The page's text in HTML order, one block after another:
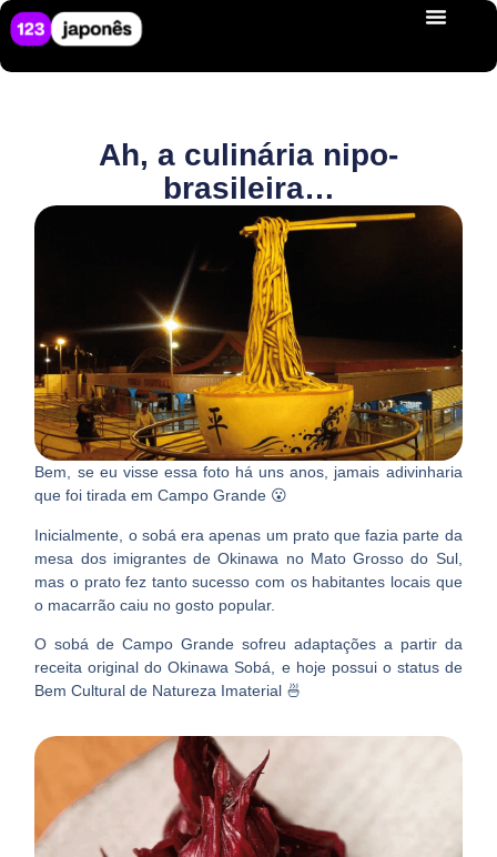
Ah, a culinária nipo-
brasileira…
Bem, se eu visse essa foto há uns anos, jamais adivinharia
que foi tirada em Campo Grande 😮
Inicialmente, o sobá era apenas um prato que fazia parte da
mesa dos imigrantes de Okinawa no Mato Grosso do Sul,
mas o prato fez tanto sucesso com os habitantes locais que
o macarrão caiu no gosto popular.
O sobá de Campo Grande sofreu adaptações a partir da
receita original do Okinawa Sobá, e hoje possui o status de
Bem Cultural de Natureza Imaterial 🍜